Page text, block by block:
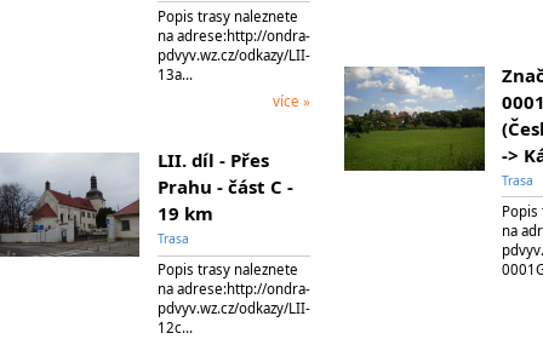
Popis trasy naleznete
na adrese:http://ondra-
pdvyv.wz.cz/odkazy/LII-
13a…
více »
LII. díl - Přes
Prahu - část C -
19 km
Trasa
Popis trasy naleznete
na adrese:http://ondra-
pdvyv.wz.cz/odkazy/LII-
12c…
->
Trasa
Popis
na